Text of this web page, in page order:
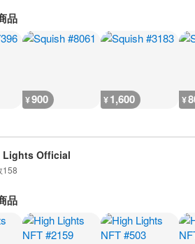
品
¥900 ¥1,600 ¥
Lights Official
158
品